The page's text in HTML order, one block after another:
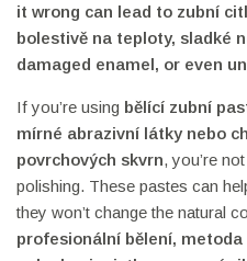
it wrong can lead to zubní
bolestivě na teploty, sladké
damaged enamel, or even
If you’re using bělící zubní
mírné abrazivní látky nebo
povrchových skvrn, you’re
polishing. These pastes can
they won’t change the natural
profesionální bělení, metoda